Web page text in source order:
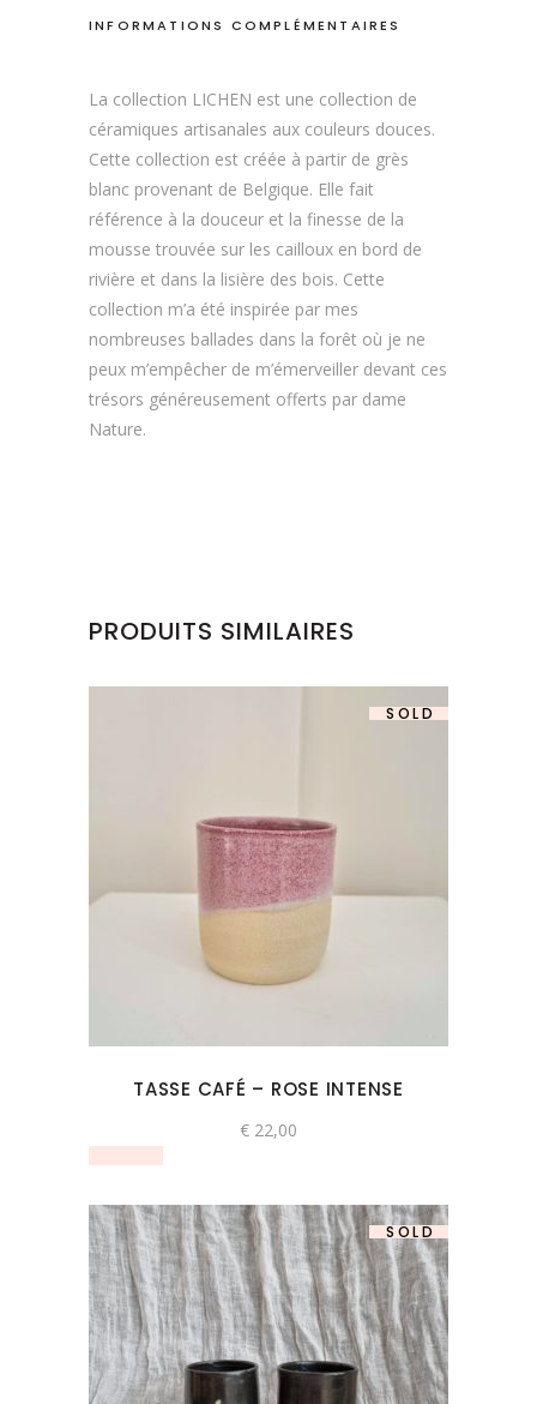
INFORMATIONS COMPLÉMENTAIRES
La collection LICHEN est une collection de
céramiques artisanales aux couleurs douces.
Cette collection est créée à partir de grès
blanc provenant de Belgique. Elle fait
référence à la douceur et la finesse de la
mousse trouvée sur les cailloux en bord de
rivière et dans la lisière des bois. Cette
collection m’a été inspirée par mes
nombreuses ballades dans la forêt où je ne
peux m’empêcher de m’émerveiller devant ces
trésors généreusement offerts par dame
Nature.
PRODUITS SIMILAIRES
SOLD
TASSE CAFÉ – ROSE INTENSE
€ 22,00
SOLD